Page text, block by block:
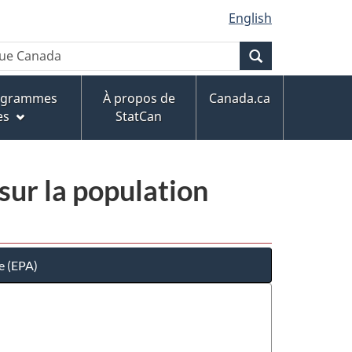
English
À propos de
StatCan
Canada.ca
la population
(EPA)